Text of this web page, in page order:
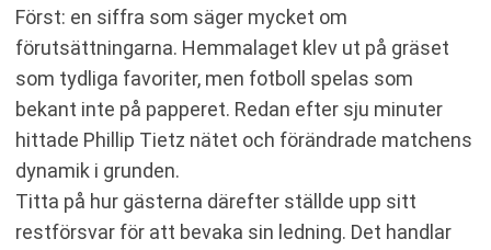
Först: en siffra som säger mycket om
förutsättningarna. Hemmalaget klev ut på gräset
som tydliga favoriter, men fotboll spelas som
bekant inte på papperet. Redan efter sju minuter
hittade Phillip Tietz nätet och förändrade matchens
dynamik i grunden.
Titta på hur gästerna därefter ställde upp sitt
restförsvar för att bevaka sin ledning. Det handlar